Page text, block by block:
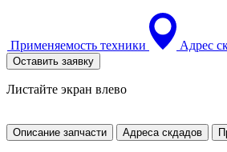
Применяемость техники Адрес
Оставить заявку
Листайте экран влево
Описание запчасти Адреса скдадов